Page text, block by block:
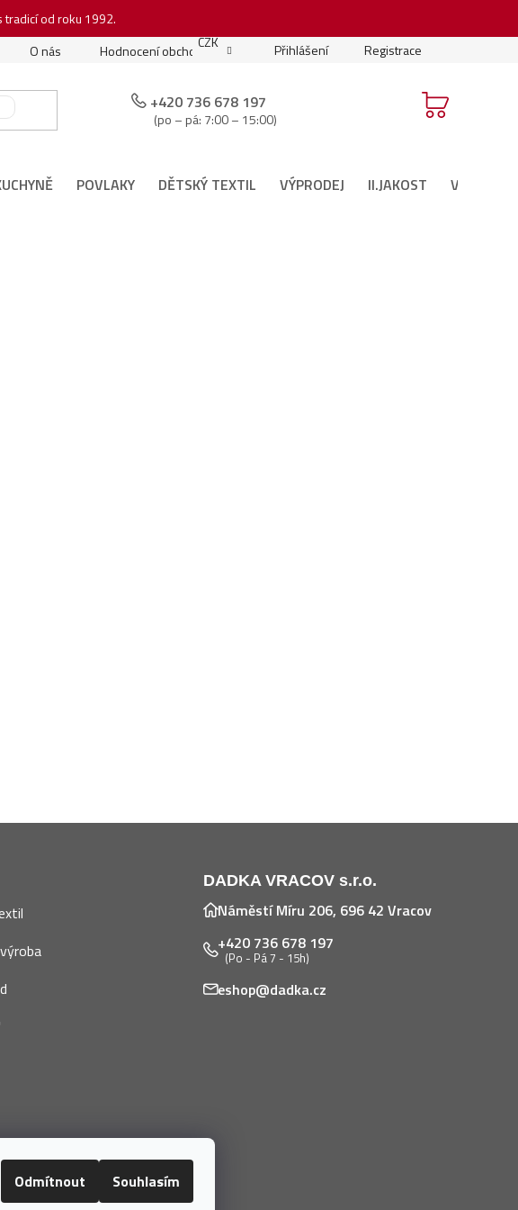
Odmítnout Souhlasím
od roku 1992.
O nás Hodnocení obchodu Moje objednávka Podmínky soutěže
CZK Přihlášení Registrace
+420 736 678 197
(po – pá: 7:00 – 15:00)
POVLAKY DĚTSKÝ TEXTIL VÝPRODEJ II.JAKOST VÁNOČNÍ
DADKA VRACOV s.r.o.
Náměstí Míru 206, 696 42 Vracov
+420 736 678 197
(Po - Pá 7 - 15h)
eshop@dadka.cz